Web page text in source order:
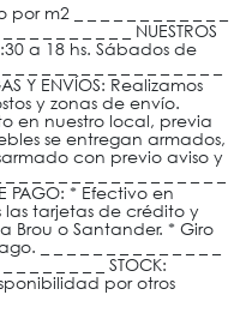
por m2
_ _ _ _ _ _ _ _ _ NUESTROS
a 18 hs. Sábados de
_ _ _ _ _ _ _ _ _ _ _ _ _ _ _
Y ENVÍOS: Realizamos
y zonas de envío.
en nuestro local, previa
se entregan armados,
con previo aviso y
_ _ _ _ _ _ _ _ _ _ _ _ _ _ _
PAGO: * Efectivo en
tarjetas de crédito y
Brou o Santander. * Giro
_ _ _ _ _ _ _ _ _ _ _ _ _ _
_ _ _ _ _ _ _ STOCK:
por otros